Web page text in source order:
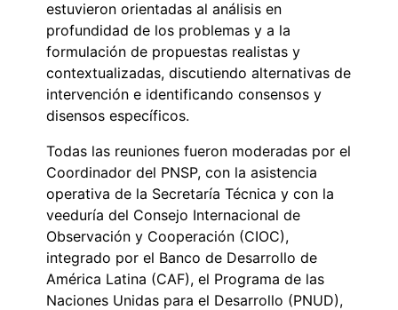
estuvieron orientadas al análisis en
profundidad de los problemas y a la
formulación de propuestas realistas y
contextualizadas, discutiendo alternativas de
intervención e identificando consensos y
disensos específicos.
Todas las reuniones fueron moderadas por el
Coordinador del PNSP, con la asistencia
operativa de la Secretaría Técnica y con la
veeduría del Consejo Internacional de
Observación y Cooperación (CIOC),
integrado por el Banco de Desarrollo de
América Latina (CAF), el Programa de las
Naciones Unidas para el Desarrollo (PNUD),